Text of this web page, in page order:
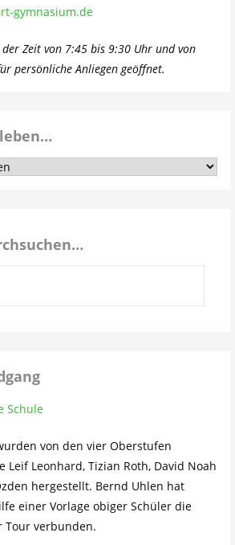
gymnasium.de
Zeit von 7:45 bis 9:30 Uhr und von
persönliche Anliegen geöffnet.
Schule
von den vier Oberstufen
Leif Leonhard, Tizian Roth, David Noah
hergestellt. Bernd Uhlen hat
einer Vorlage obiger Schüler die
Tour verbunden.